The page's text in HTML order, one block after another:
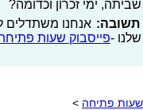
שביתה, ימי זכרון וכדומה?
תשובה: אנחנו משתדלים
שלנו -פייסבוק שעות
שעות פתיחה >